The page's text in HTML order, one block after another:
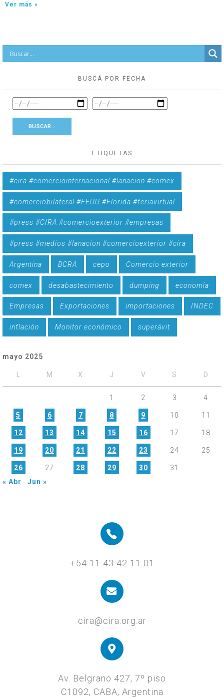
Ver más »
BUSCÁ POR FECHA
ETIQUETAS
#cira #comerciointernacional #lanacion #comex
#comerciobilateral #EEUU #Florida #feriavirtual
#press #CIRA #comercioexterior #empresas
#press #medios #lanacion #comercioexterior #cira
Argentina BCRA cepo Comercio exterior
comex desabastecimiento dumping economía
Empresas Exportaciones importaciones INDEC
inflación Monitor económico superávit
mayo 2025
M X J V S D
1 2 3 4
5 6 7 8 9 10 11
12 13 14 15 16 17 18
19 20 21 22 23 24 25
26 27 28 29 30
31
« Abr
Jun »
+54 11 43 42 11 01
cira@cira.org.ar
Av. Belgrano 427, 7º piso
C1092, CABA, Argentina